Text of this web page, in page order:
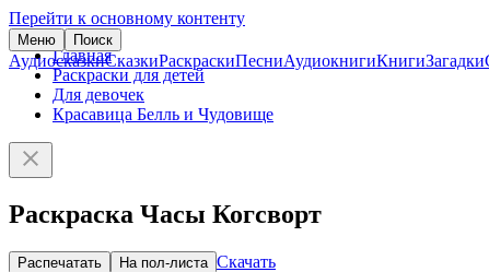
Перейти к основному контенту
Меню Поиск
АудиосказкиСказкиРаскраскиПесниАудиокнигиКнигиЗагадки
Главная
Раскраски для детей
Для девочек
Красавица Белль и Чудовище
Раскраска Часы Когсворт
Распечатать На пол-листа Скачать